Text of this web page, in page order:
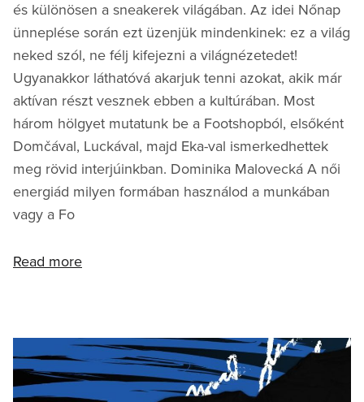
és különösen a sneakerek világában. Az idei Nőnap
ünneplése során ezt üzenjük mindenkinek: ez a világ
neked szól, ne félj kifejezni a világnézetedet!
Ugyanakkor láthatóvá akarjuk tenni azokat, akik már
aktívan részt vesznek ebben a kultúrában. Most
három hölgyet mutatunk be a Footshopból, elsőként
Domčával, Luckával, majd Eka-val ismerkedhettek
meg rövid interjúinkban. Dominika Malovecká A női
energiád milyen formában használod a munkában
vagy a Fo
Read more